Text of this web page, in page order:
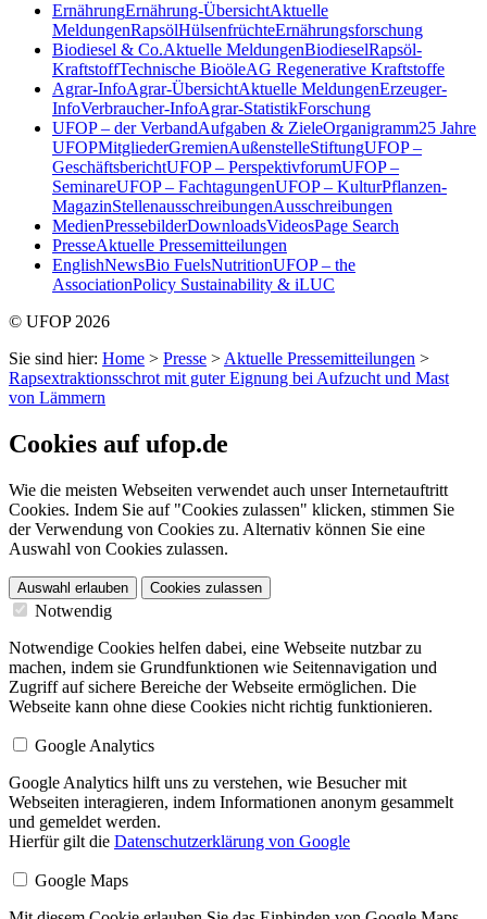
ErnährungErnährung-ÜbersichtAktuelle
MeldungenRapsölHülsenfrüchteErnährungsforschung
Biodiesel & Co.Aktuelle MeldungenBiodieselRapsöl-
KraftstoffTechnische BioöleAG Regenerative Kraftstoffe
Agrar-InfoAgrar-ÜbersichtAktuelle MeldungenErzeuger-
InfoVerbraucher-InfoAgrar-StatistikForschung
UFOP – der VerbandAufgaben & ZieleOrganigramm25 Jahre
UFOPMitgliederGremienAußenstelleStiftungUFOP –
GeschäftsberichtUFOP – PerspektivforumUFOP –
SeminareUFOP – FachtagungenUFOP – KulturPflanzen-
MagazinStellenausschreibungenAusschreibungen
MedienPressebilderDownloadsVideosPage Search
PresseAktuelle Pressemitteilungen
EnglishNewsBio FuelsNutritionUFOP – the
AssociationPolicy Sustainability & iLUC
© UFOP 2026
Sie sind hier: Home > Presse > Aktuelle Pressemitteilungen >
Rapsextraktionsschrot mit guter Eignung bei Aufzucht und Mast
von Lämmern
Cookies auf ufop.de
Wie die meisten Webseiten verwendet auch unser Internetauftritt
Cookies. Indem Sie auf "Cookies zulassen" klicken, stimmen Sie
der Verwendung von Cookies zu. Alternativ können Sie eine
Auswahl von Cookies zulassen.
Auswahl erlauben Cookies zulassen
Notwendig
Notwendige Cookies helfen dabei, eine Webseite nutzbar zu
machen, indem sie Grundfunktionen wie Seitennavigation und
Zugriff auf sichere Bereiche der Webseite ermöglichen. Die
Webseite kann ohne diese Cookies nicht richtig funktionieren.
Google Analytics
Google Analytics hilft uns zu verstehen, wie Besucher mit
Webseiten interagieren, indem Informationen anonym gesammelt
und gemeldet werden.
Hierfür gilt die Datenschutzerklärung von Google
Google Maps